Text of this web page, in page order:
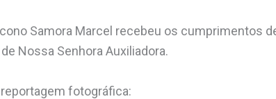
Samora Marcel recebeu os cumprimentos
Nossa Senhora Auxiliadora.
fotográfica: